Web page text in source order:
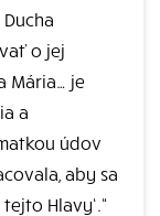
o jej
Mária… je
a
údov
aby sa
Hlavy‘.“